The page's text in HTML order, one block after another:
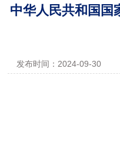
中华人民共和国国
发布时间：2024-09-30